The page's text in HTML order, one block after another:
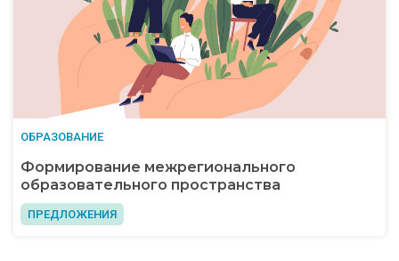
ОБРАЗОВАНИЕ
Формирование межрегионального
образовательного пространства
ПРЕДЛОЖЕНИЯ